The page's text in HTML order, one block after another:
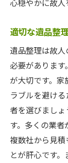
地域
IT技
持続
未来
遺品
心穏やかに故人
適切な遺品整
遺品整理は故
必要がありま
が大切です。
ラブルを避け
者を選びまし
す。多くの業者
複数社から見
とが肝心です